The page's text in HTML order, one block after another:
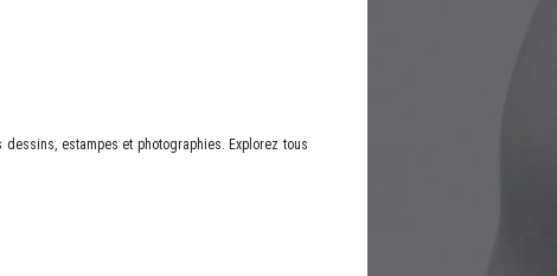
estampes et photographies. Explorez tous